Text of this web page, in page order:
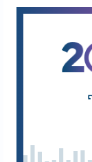
לסיבים,
שני
ד"ר
לכמות
תורמים